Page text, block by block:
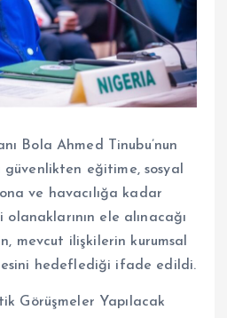
Bola Ahmed Tinubu’nun
güvenlikten eğitime, sosyal
ve havacılığa kadar
ele alınacağı
mevcut ilişkilerin kurumsal
hedeflediği ifade edildi.
Görüşmeler Yapılacak